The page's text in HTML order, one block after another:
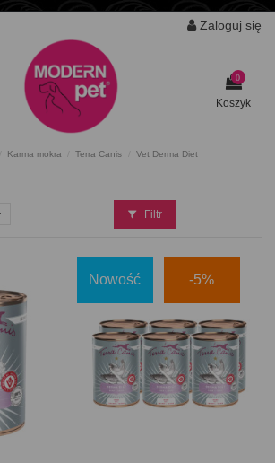
Zaloguj się
0
Koszyk
Karma mokra Terra Canis Vet Derma Diet
Filtr
Nowość -5%